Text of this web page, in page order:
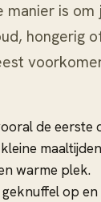
manier is
hongerig
de eerste
warme plek.
op